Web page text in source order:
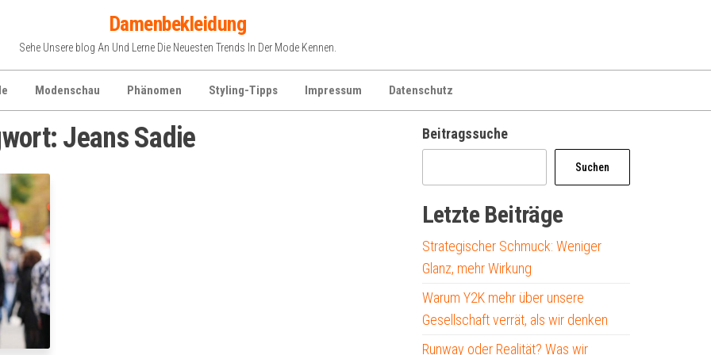
Damenbekleidung
Sehe Unsere blog An Und Lerne Die Neuesten Trends In Der Mode Kennen.
Modenschau Phänomen Styling-Tipps Impressum Datenschutz
Jeans Sadie Beitragssuche
Suchen
Letzte Beiträge
Strategischer Schmuck: Weniger
Glanz, mehr Wirkung
Warum Y2K mehr über unsere
Gesellschaft verrät, als wir denken
Runway oder Realität? Was wir